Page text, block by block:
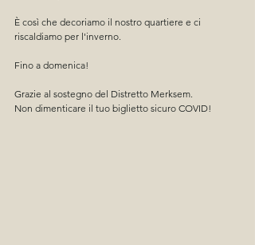
È così che decoriamo il nostro quartiere e ci
riscaldiamo per l'inverno.
Fino a domenica!
Grazie al sostegno del Distretto Merksem.
Non dimenticare il tuo biglietto sicuro COVID!